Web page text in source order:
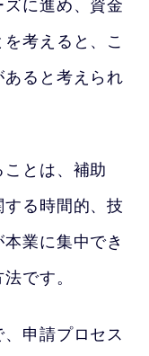
考えると、こ
ると考えられ
とは、補助
る時間的、技
業に集中でき
です。
申請プロセス